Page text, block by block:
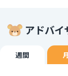
アドバ
週間